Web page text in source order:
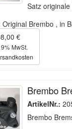
Satz
Original Brembo , in
€
MwSt.
Brembo
ArtikelNr.:
Brembo